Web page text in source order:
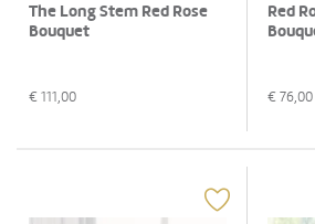
The Long Stem Red Rose
Bouquet
€ 111,00
Red
€ 76,00